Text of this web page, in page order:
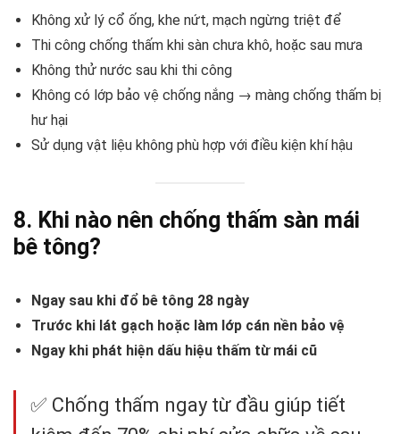
Không xử lý cổ ống, khe nứt, mạch ngừng triệt để
Thi công chống thấm khi sàn chưa khô, hoặc sau mưa
Không thử nước sau khi thi công
Không có lớp bảo vệ chống nắng → màng chống thấm bị
hư hại
Sử dụng vật liệu không phù hợp với điều kiện khí hậu
8. Khi nào nên chống thấm sàn mái
bê tông?
Ngay sau khi đổ bê tông 28 ngày
Trước khi lát gạch hoặc làm lớp cán nền bảo vệ
Ngay khi phát hiện dấu hiệu thấm từ mái cũ
✅ Chống thấm ngay từ đầu giúp tiết